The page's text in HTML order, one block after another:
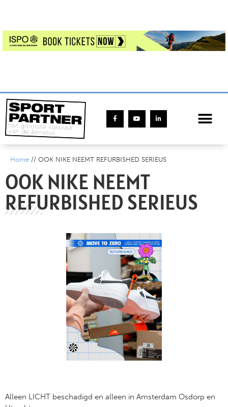
Home // OOK NIKE NEEMT REFURBISHED SERIEUS
OOK NIKE NEEMT
REFURBISHED SERIEUS
Alleen LICHT beschadigd en alleen in Amsterdam Osdorp en